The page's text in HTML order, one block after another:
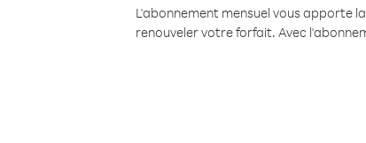
L'abonnement mensuel vous apporte
renouveler votre forfait. Avec